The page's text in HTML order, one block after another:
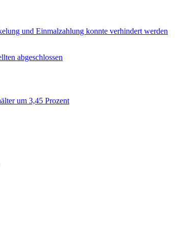
und Einmalzahlung konnte verhindert werden
abgeschlossen
um 3,45 Prozent